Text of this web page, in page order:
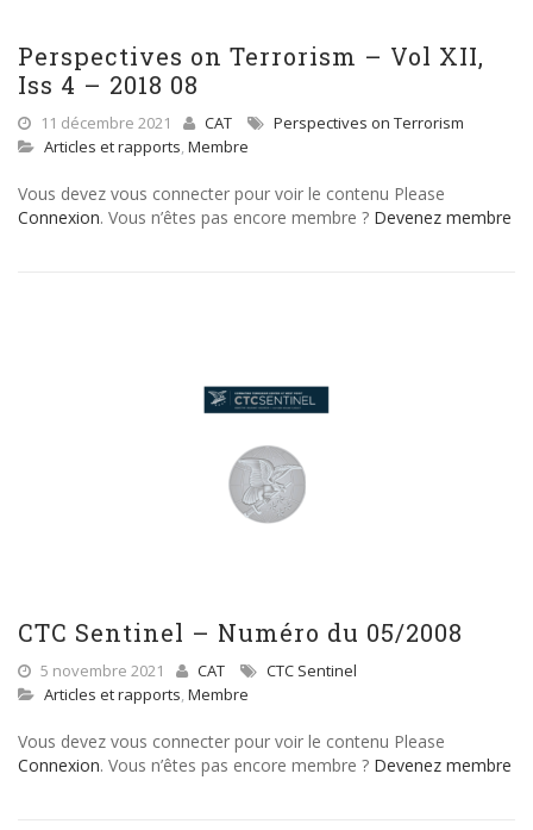
Perspectives on Terrorism – Vol XII,
Iss 4 – 2018 08
11 décembre 2021 CAT
Perspectives on Terrorism
Articles et rapports, Membre
Vous devez vous connecter pour voir le contenu Please
Connexion. Vous n’êtes pas encore membre ? Devenez membre
CTC Sentinel – Numéro du 05/2008
5 novembre 2021 CAT
CTC Sentinel
Articles et rapports, Membre
Vous devez vous connecter pour voir le contenu Please
Connexion. Vous n’êtes pas encore membre ? Devenez membre